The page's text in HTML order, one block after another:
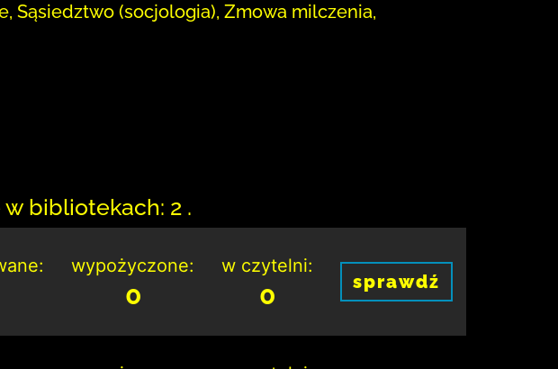
Sąsiedztwo (socjologia), Zmowa milczenia,
bibliotekach: 2 .
wypożyczone:
0
w czytelni:
0 sprawdź